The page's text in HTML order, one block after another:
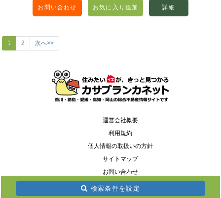
検索条件を設定
お問い合わせ お気に入り追加 詳細
1 2 次へ>>
運営会社概要
利用規約
個人情報の取扱いの方針
サイトマップ
お問い合わせ
Copyright(c) casablanca-net, All Rights Reserved